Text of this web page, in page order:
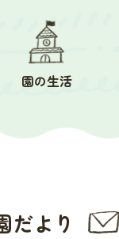
園の生活
だより